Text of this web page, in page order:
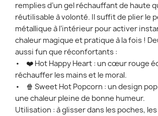
remplies d’un gel réchauffant de haute
réutilisable à volonté. Il suffit de plier le
métallique à l’intérieur pour activer
chaleur magique et pratique à la fois !
aussi fun que réconfortants :
• ❤️ Hot Happy Heart : un cœur rouge
réchauffer les mains et le moral.
• 🍿 Sweet Hot Popcorn : un design
une chaleur pleine de bonne humeur.
Utilisation : à glisser dans les poches,